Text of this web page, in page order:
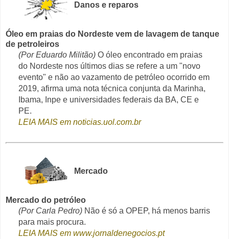
Danos e reparos
Óleo em praias do Nordeste vem de lavagem de tanque
de petroleiros
(Por Eduardo Militão)O óleo encontrado em praias
do Nordeste nos últimos dias se refere a um "novo
evento" e não ao vazamento de petróleo ocorrido em
2019, afirma uma nota técnica conjunta da Marinha,
Ibama, Inpe e universidades federais da BA, CE e
PE.
LEIA MAIS em noticias.uol.com.br
Mercado
Mercado do petróleo
(Por Carla Pedro)Não é só a OPEP, há menos barris
para mais procura.
LEIA MAIS em www.jornaldenegocios.pt